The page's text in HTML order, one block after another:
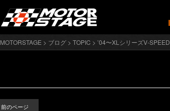
MOTORSTAGE > ブログ > TOPIC > ’04〜XLシリーズV-SPEED
前のページ